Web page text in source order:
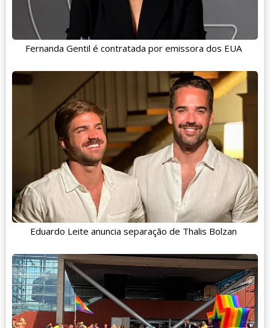
Fernanda Gentil é contratada por emissora dos EUA
Eduardo Leite anuncia separação de Thalis Bolzan